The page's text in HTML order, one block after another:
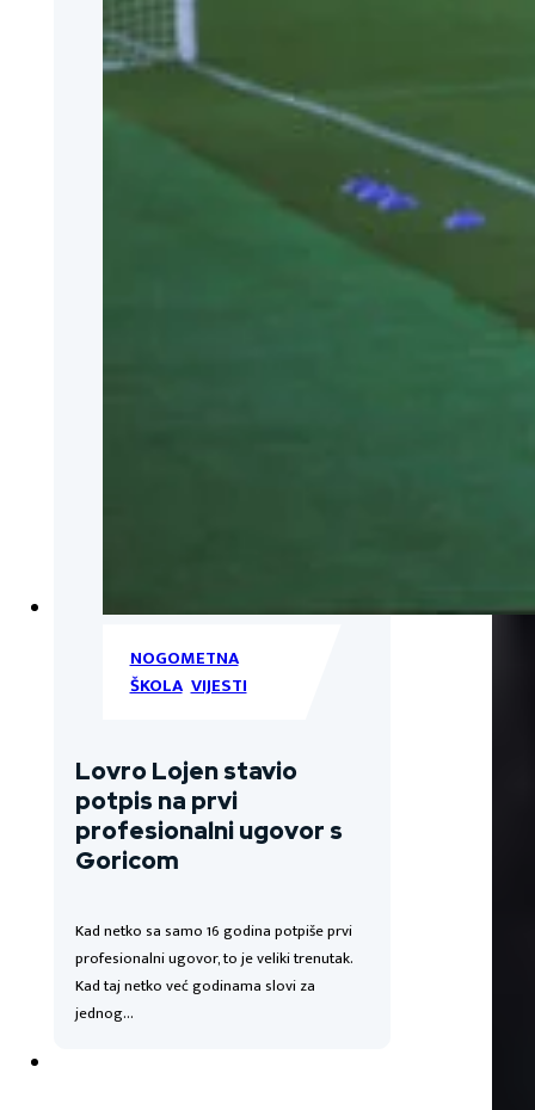
NOGOMETNA
ŠKOLA,VIJESTI
Lovro Lojen stavio
potpis na prvi
profesionalni ugovor s
Goricom
Kad netko sa samo 16 godina potpiše prvi
profesionalni ugovor, to je veliki trenutak.
Kad taj netko već godinama slovi za
jednog…